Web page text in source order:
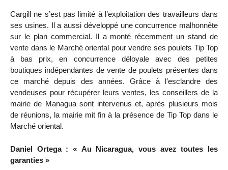
Cargill ne s’est pas limité à l’exploitation des travailleurs dans
ses usines. Il a aussi développé une concurrence malhonnête
sur le plan commercial. Il a monté récemment un stand de
vente dans le Marché oriental pour vendre ses poulets Tip Top
à bas prix, en concurrence déloyale avec des petites
boutiques indépendantes de vente de poulets présentes dans
ce marché depuis des années. Grâce à l’esclandre des
vendeuses pour récupérer leurs ventes, les conseillers de la
mairie de Managua sont intervenus et, après plusieurs mois
de réunions, la mairie mit fin à la présence de Tip Top dans le
Marché oriental.
Daniel Ortega : « Au Nicaragua, vous avez toutes les
garanties »